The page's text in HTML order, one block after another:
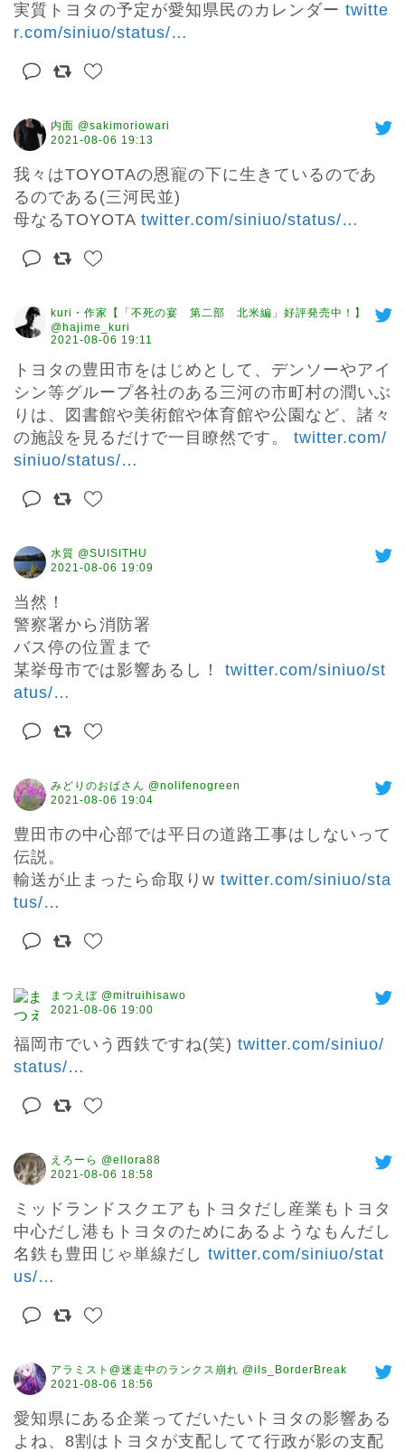
実質トヨタの予定が愛知県民のカレンダー twitte
r.com/siniuo/status/…
内面 @sakimoriowari
2021-08-06 19:13
我々はTOYOTAの恩寵の下に生きているのであ
るのである(三河民並)
母なるTOYOTA twitter.com/siniuo/status/…
kuri・作家【「不死の宴 第二部 北米編」好評発売中！】
@hajime_kuri
2021-08-06 19:11
トヨタの豊田市をはじめとして、デンソーやアイ
シン等グループ各社のある三河の市町村の潤いぶ
りは、図書館や美術館や体育館や公園など、諸々
の施設を見るだけで一目瞭然です。 twitter.com/
siniuo/status/…
水質 @SUISITHU
2021-08-06 19:09
当然！
警察署から消防署
バス停の位置まで
某挙母市では影響あるし！ twitter.com/siniuo/st
atus/…
みどりのおばさん @nolifenogreen
2021-08-06 19:04
豊田市の中心部では平日の道路工事はしないって
伝説。
輸送が止まったら命取りw twitter.com/siniuo/sta
tus/…
まつえぼ @mitruihisawo
2021-08-06 19:00
福岡市でいう西鉄ですね(笑) twitter.com/siniuo/
status/…
えろーら @ellora88
2021-08-06 18:58
ミッドランドスクエアもトヨタだし産業もトヨタ
中心だし港もトヨタのためにあるようなもんだし
名鉄も豊田じゃ単線だし twitter.com/siniuo/stat
us/…
アラミスト@迷走中のランクス崩れ @ils_BorderBreak
2021-08-06 18:56
愛知県にある企業ってだいたいトヨタの影響ある
よね、8割はトヨタが支配してて行政が影の支配